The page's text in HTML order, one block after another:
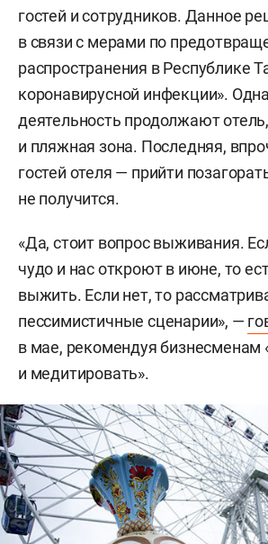
гостей и сотрудников. Данное
в связи с мерами по
распространения в Республике
коронавирусной инфекции».
деятельность продолжают
и пляжная зона. Последняя,
гостей отеля — прийти
не получится.
«Да, стоит вопрос выживания.
чудо и нас откроют в июне, то
выжить. Если нет, то
пессимистичные сценарии», —
в мае, рекомендуя бизнесменам
и медитировать».